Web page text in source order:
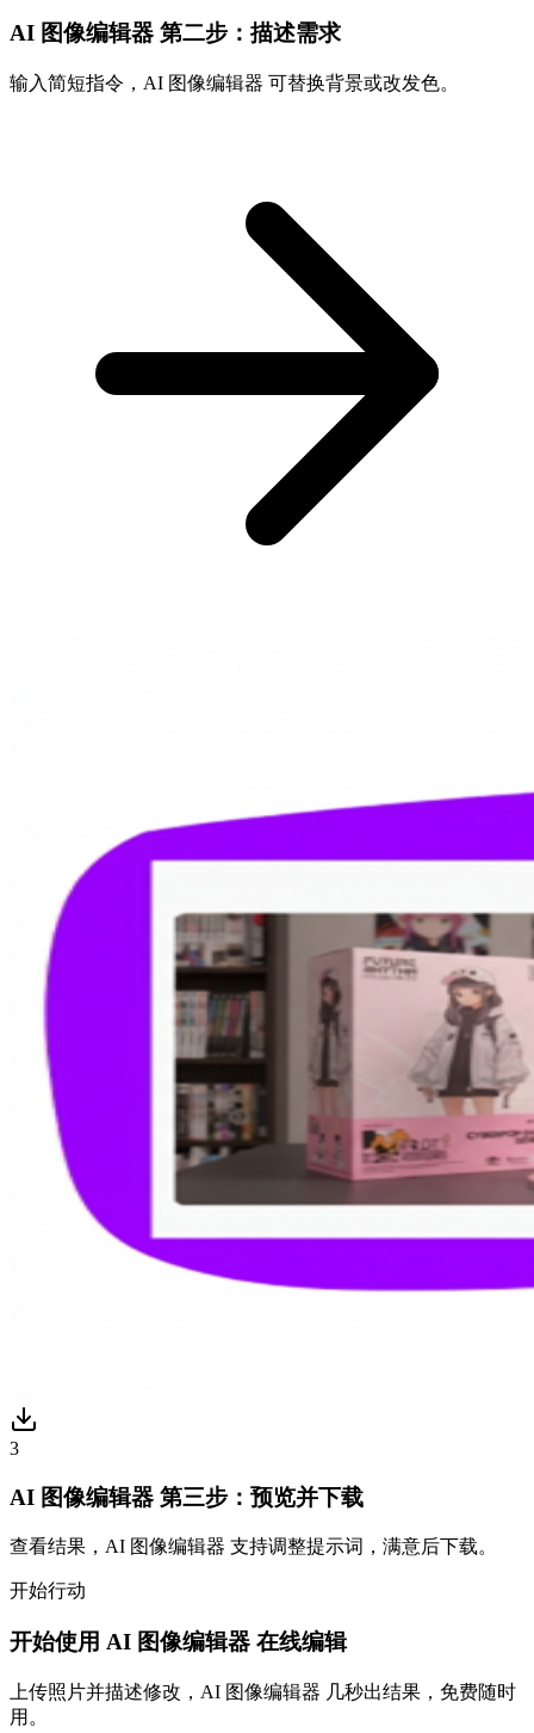
AI 图像编辑器 第二步：描述需求
输入简短指令，AI 图像编辑器 可替换背景或改发色。
3
AI 图像编辑器 第三步：预览并下载
查看结果，AI 图像编辑器 支持调整提示词，满意后下载。
开始行动
开始使用 AI 图像编辑器 在线编辑
上传照片并描述修改，AI 图像编辑器 几秒出结果，免费随时
用。